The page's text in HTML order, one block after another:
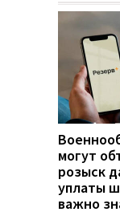
могут
розыск
уплаты
важно